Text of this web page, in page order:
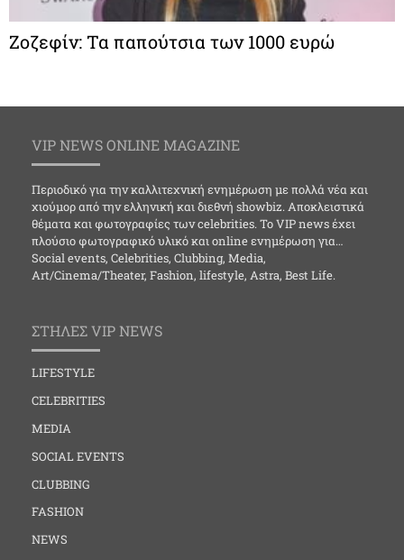
Ζοζεφίν: Τα παπούτσια των 1000 ευρώ
VIP NEWS ONLINE MAGAZINE
Περιοδικό για την καλλιτεχνική ενημέρωση με πολλά νέα και
χιούμορ από την ελληνική και διεθνή showbiz. Αποκλειστικά
θέματα και φωτογραφίες των celebrities. Το VIP news έχει
πλούσιο φωτογραφικό υλικό και online ενημέρωση για…
Social events, Celebrities, Clubbing, Media,
Art/Cinema/Theater, Fashion, lifestyle, Astra, Best Life.
ΣΤΗΛΕΣ VIP NEWS
LIFESTYLE
CELEBRITIES
MEDIA
SOCIAL EVENTS
CLUBBING
FASHION
NEWS